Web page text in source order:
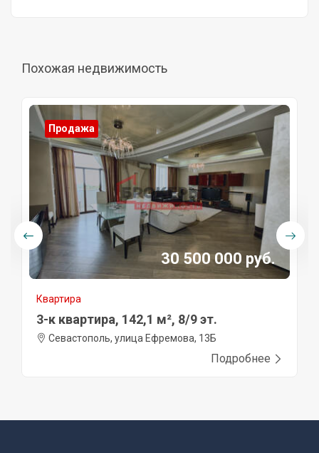
Похожая недвижимость
Продажа
30 500 000 руб.
Квартира
3-к квартира, 142,1 м², 8/9 эт.
Севастополь, улица Ефремова, 13Б
Подробнее